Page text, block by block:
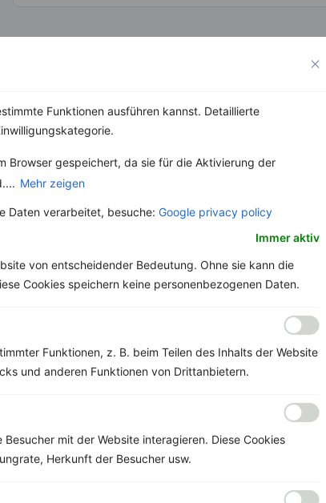
Funktionen ausführen kannst. Detaillierte
Browser gespeichert, da sie für die Aktivierung der
Mehr zeigen
Daten verarbeitet, besuche: Google privacy policy
Immer aktiv
von entscheidender Bedeutung. Ohne sie kann die
Cookies speichern keine personenbezogenen Daten.
Funktionen, z. B. beim Teilen des Inhalts der Website
und anderen Funktionen von Drittanbietern.
mit der Website interagieren. Diese Cookies
Herkunft der Besucher usw.